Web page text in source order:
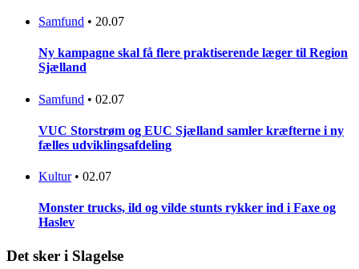
Samfund • 20.07
Ny kampagne skal få flere praktiserende læger til Region
Sjælland
Samfund • 02.07
VUC Storstrøm og EUC Sjælland samler kræfterne i ny
fælles udviklingsafdeling
Kultur • 02.07
Monster trucks, ild og vilde stunts rykker ind i Faxe og
Haslev
Det sker i Slagelse